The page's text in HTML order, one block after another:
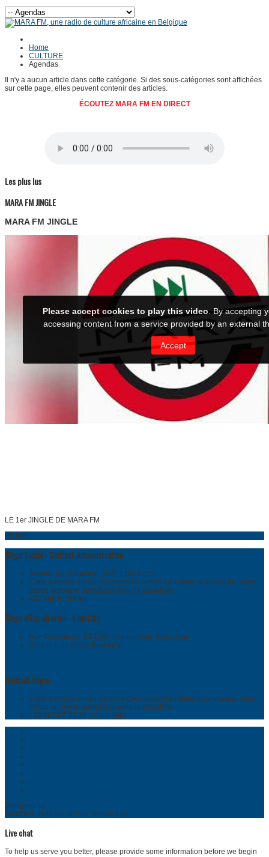
Home
CULTURE
Agendas
Il n'y a aucun article dans cette catégorie. Si des sous-catégories sont affichées
sur cette page, elles peuvent contenir des articles.
ÉCOUTEZ MARA FM EN DIRECT
Les plus lus
MARA FM JINGLE
MARA FM JINGLE
LE 1er JINGLE DE MARA FM
En bref ....
Siège Social - Contact Administration
Avenue de la Ramée , 32/7 1180 Uccle
Cette adresse e-mail est protégée contre les robots spammeurs. Vous
devez activer le JavaScript pour la visualiser.
+32 465 87 89 80
Siège d'Exploitation - Lion City
Rue Osseghem, 53 1080 Momenbeek Saint Jean
(Non loin du Métro Bekkant)
Contact Régie
Cette adresse e-mail est protégée contre les robots spammeurs. Vous
devez activer le JavaScript pour la visualiser.
+32 467 87 23 29 (whats'app)
Designed by
Selected, installed and customized by
Live chat
To help us serve you better, please provide some information before we begin